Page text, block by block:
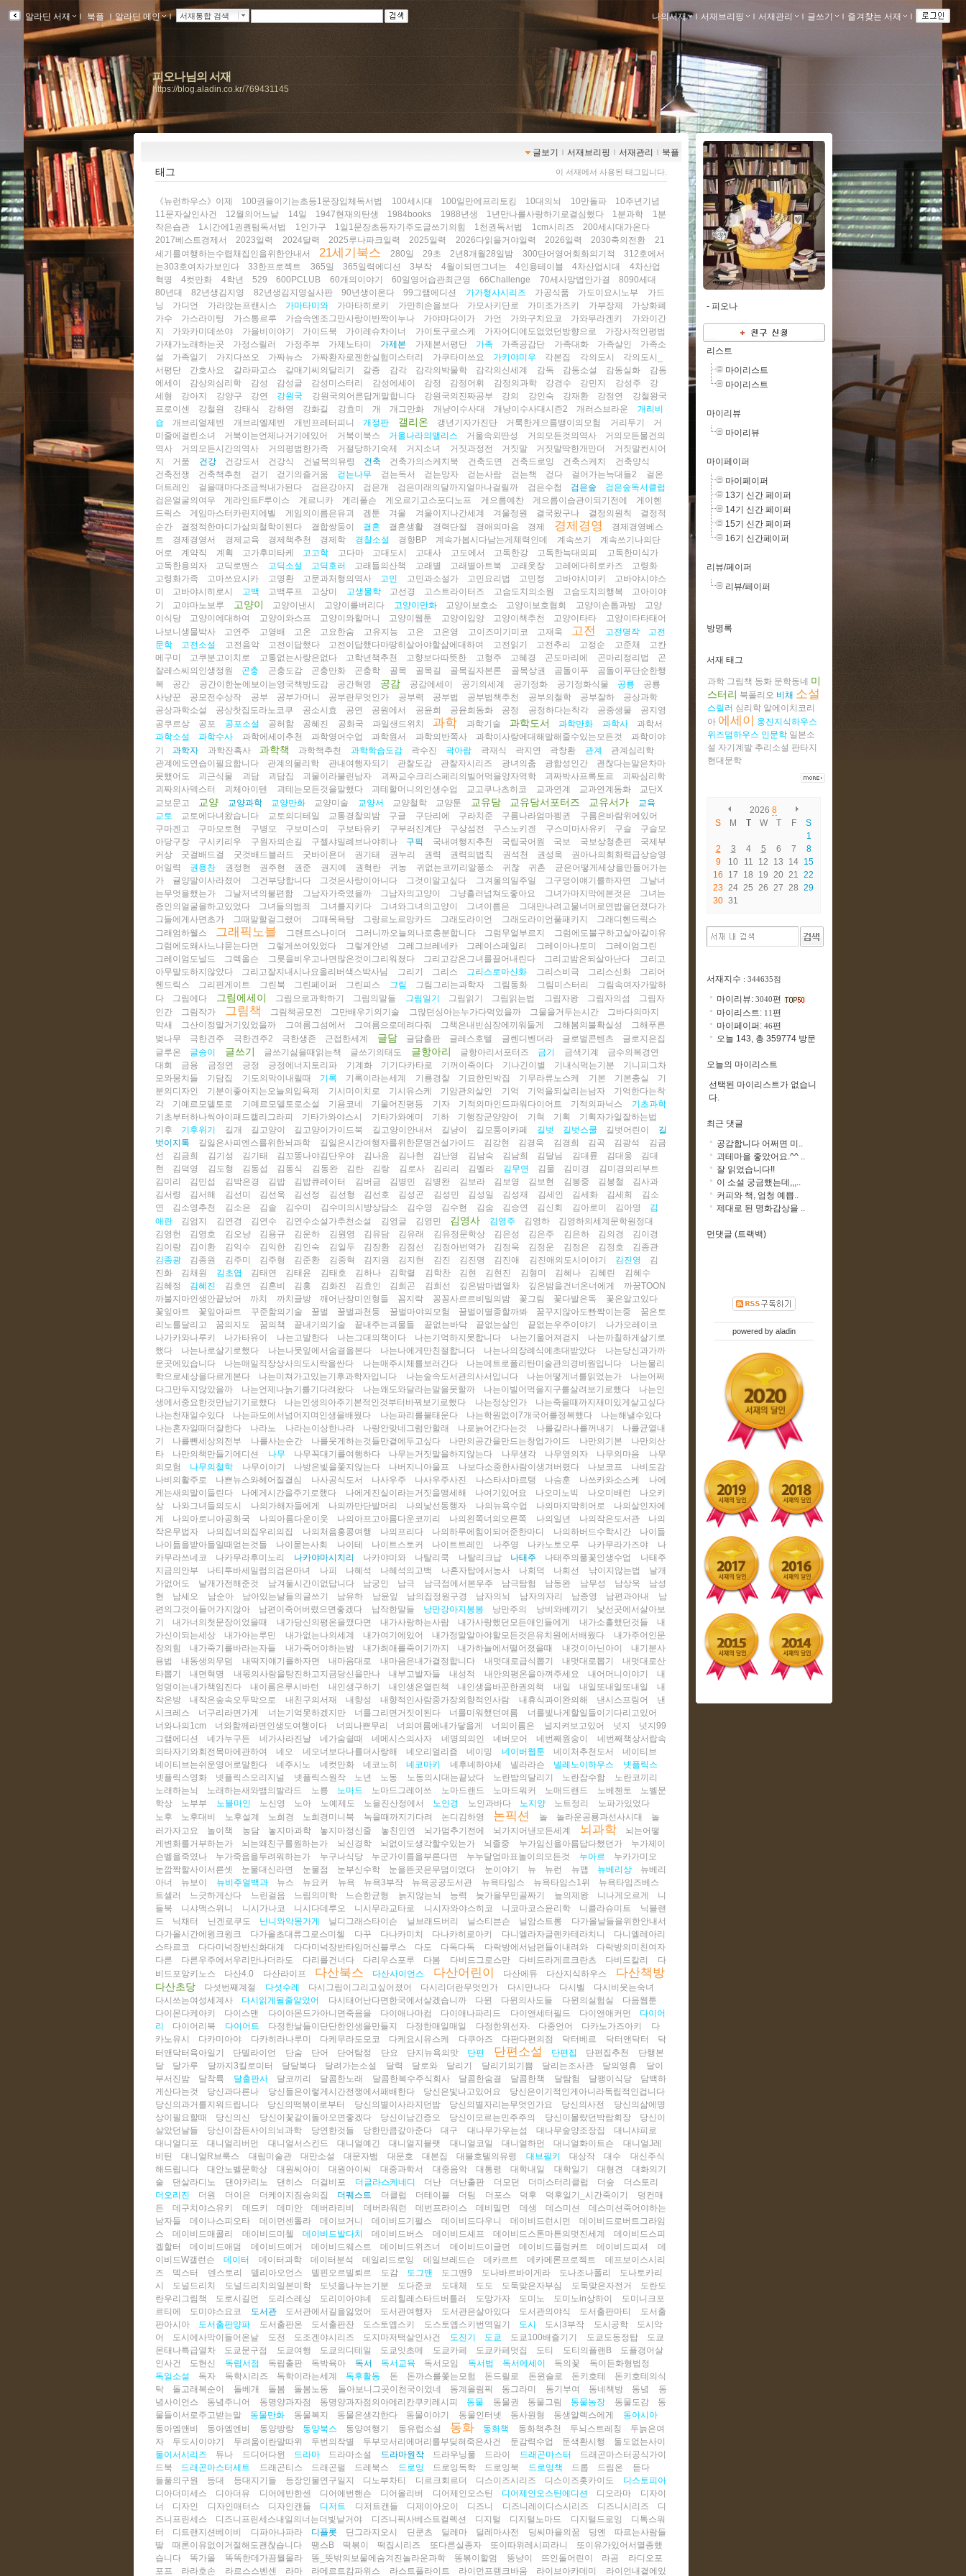
알라딘 서재 ｌ 북플 ｌ알라딘 메인 ｌ 서재통합 검색 나의서재 ｌ 서재브리핑 ｌ 서재관리 ｌ 글쓰기 ｌ 즐겨찾는 서재 ｌ
피오나님의 서재
https://blog.aladin.co.kr/769431145
글보기 ｌ 서재브리핑 ｌ 서재관리 ｌ 북플
태그 이 서재에서 사용된 태그입니다.
《뉴런하우스》이제 100권을이기는초등1문장입체독서법 100세시대 100일만에프리토킹 10대의뇌 10만돌파
10주년기념
11문자살인사건
12월의어느날 14일 1947현재의탄생 1984books 1988년생 1년만나를사랑하기로결심했다 1분과학
1분
작은습관
1시간에1권퀀텀독서법 1인가구 1일1문장초등자기주도글쓰기의힘 1천권독서법 1cm시리즈
200세시대가온다
2017베스트경제서
2023일력 2024달력 2025루나파크일력 2025일력 2026다읽을거야일력 2026일력 2030축의전환
21
세기를여행하는수렵채집인을위한안내서
21세기북스 280일 29초 2년8개월28일밤 300단어영어회화의기적
312호에서
는303호여자가보인다
33한프로젝트 365일 365일력에디션 3부작 4월이되면그녀는 4인용테이블 4차산업시대
4차산업
혁명
4컷만화 4학년 529 600PCLUB 60개의이야기 60일영어습관최근영 66Challenge 70세사망법안가결
8090세대
80년대
82년생김지영 82년생김지영실사판 90년생이온다 99그램에디션 가가형사시리즈 가공식품 가도이요시노부
가드
닝
가디언 가라앉는프랜시스 가마타미와 가마타히로키 가만히손을보다 가모사키단로 가미조가즈키 가부장제
가상화폐
가수
가스라이팅 가스통르루 가슴속엔조그만사랑이반짝이누나 가야마다이가 가언 가와구치요코 가와무라겐키
가와이간
지
가와카미데쓰야 가을비이야기 가이드북 가이레슈차이너 가이토구로스케 가자어디에도없었던방향으로
가장사적인평범
가재가노래하는곳
가정스릴러 가정주부 가제노타미 가제본 가제본서평단 가족 가족공감단 가족대화 가족살인
가족소
설
가족일기 가지다쓰오 가짜뉴스 가짜환자로젠한실험미스터리 가쿠타미쓰요 가키야미우 각본집 각의도시
각의도시_
서평단
간호사요 갈라파고스 갈매기씨의달리기 갈증 감각 감각의박물학 감각의신세계 감독 감동소설 감동실화
감동
에세이
감상의심리학 감성 감성글 감성미스터리 감성에세이 감정 감정어휘 감정의과학 강경수 강민지 강성주
강
세형
강아지 강양구 강연 강원국 강원국의어른답게말합니다 강원국의진짜공부 강의 강인숙 강재환 강정연
강철왕국
프로이센
강철원 강태식 강하영 강화길 강효미 개 개그만화 개냥이수사대 개냥이수사대시즌2 개러스브라운
개리비
숍
개브리얼제빈 개브리엘제빈 개빈프레터피니 개정판 갤리온 갱년기자가진단 거룩한게으름뱅이의모험 거리두기
거
미줄에걸린소녀
거북이는언제나거기에있어 거북이북스 거울나라의앨리스 거울속외딴성 거의모든것의역사
거의모든물건의
역사
거의모든시간의역사 거의평범한가족 거절당하기숙제 거지소녀 거짓과정전 거짓말 거짓말딱한개만더
거짓말컨시어
지
거품 건강 건강도서 건강식 건널목의유령 건축 건축가의스케치북 건축도면 건축드로잉 건축스케치
건축양식
건축전쟁
건축책추천 걷기 걷기의즐거움 걷는나무 걷는독서 걷는망자 걷는사람 걷는책 걷다 걸어가는늑대들2
걸온
더트레인
걸을때마다조금씩내가된다 검은강아지 검은개 검은미래의달까지얼마나걸릴까 검은수첩 검은숲
검은숲독서클럽
검은얼굴의여우
게라인트F루이스 게르니카 게리폴슨 게오르기고스포디노프 게으름예찬 게으름이습관이되기전에
게이헨
드릭스
게임마스터카린지에벨 게임의이름은유괴 겜툰 겨울 겨울이지나간세계 겨울정원 결국왔구나 결정의원칙
결정적
순간
결정적한마디가삶의철학이된다 결합쌍둥이 결혼 결혼생활 경력단절 경애의마음 경제 경제경영
경제경영베스
트
경제경영서 경제교육 경제책추천 경제학 경찰소설 경향BP 계속가봅시다남는게체력인데 계속쓰기
계속쓰기나의단
어로
계약직 계획 고가후미타케 고고학 고다마 고대도시 고대사 고도에서 고독한강 고독한늑대의피
고독한미식가
고독한용의자
고딕로맨스 고딕소설 고딕호러 고래들의산책 고래별 고래별아트북 고래옷장 고레에다히로카즈
고령화
고령화가족
고마쓰요시카 고명환 고문과처형의역사 고민 고민과소설가 고민요리법 고민정 고바야시미키
고바야시야스
미
고바야시히로시 고백 고백루프 고상미 고생물학 고선경 고스트라이터즈 고슴도치의소원 고슴도치의행복
고아이야
기
고야마노보루 고양이 고양이낸시 고양이를버리다 고양이만화 고양이보호소 고양이보호협회 고양이손톱과밤
고양
이식당
고양이에대하여 고양이와스프 고양이와할머니 고양이웹툰 고양이입양 고양이책추천 고양이타타
고양이타타태어
나보니생물박사
고연주 고영배 고온 고요한숨 고유지능 고은 고은영 고이즈미기미코 고재욱 고전 고전명작
고전
문학
고전소설 고전음악 고전이답했다 고전이답했다마땅히살아야할삶에대하여 고전읽기 고전추리 고정순 고준채
고칸
메구미
고쿠분고이치로 고통없는사랑은없다 고학년책추천 고향보다따뜻한 고형주 고혜경 곤도마리에 곤마리정리법
곤
잘레스씨의인생정원
곤충 곤충도감 곤충만화 곤충학 골목 골목길 골목길자본론 골목상권 곰돌이푸
곰돌이푸단순한행
복
공간 공간이한눈에보이는영국책방도감 공간혁명 공감 공감에세이 공기의세계 공기정화 공기정화식물 공룡
공룡
사냥꾼
공모전수상작 공부 공부가머니 공부란무엇인가 공부력 공부법 공부법책추천 공부의철학 공부잘하
공상과학
공상과학소설
공상찻집도라노코쿠 공소시효 공연 공원에서 공윤희 공윤희동화 공정 공정하다는착각 공중생물
공지영
공쿠르상
공포 공포소설 공허함 공혜진 공화국 과일샌드위치 과학 과학기술 과학도서 과학만화 과학사
과학서
과학소설
과학수사 과학에세이추천 과학영어수업 과학원서 과학의반쪽사 과학이사랑에대해말해줄수있는모든것
과학이야
기
과학자 과학잔혹사 과학책 과학책추천 과학학습도감 곽수진 곽아람 곽재식 곽지연 곽창환 관계
관계심리학
관계에도연습이필요합니다
관계의물리학 관내여행자되기 관찰도감 관찰자시리즈 광녀의춤 광합성인간
괜찮다는말은차마
못했어도
괴근식물 괴담 괴담집 괴물이라불린남자 괴짜교수크리스페리의빌어먹을양자역학 괴짜박사프록토르
괴짜심리학
괴짜의사덱스터
괴체아이텐 괴테는모든것을말했다 괴테할머니의인생수업 교고쿠나츠히코 교과연계 교과연계동화
교단X
교보문고
교양 교양과학 교양만화 교양미술 교양서 교양철학 교양툰 교유당 교유당서포터즈 교유서가
교육
교토
교토에다녀왔습니다 교토의디테일 교통경찰의밤 구글 구단리에 구라치준 구름나라엄마펭귄
구름은바람위에있어
구마겐고
구마모토현 구병모 구보미스미 구보타유키 구부러진계단 구상섬전 구스노키겐 구스미마사유키 구슬
구슬모
아당구장
구시키리우 구원자의손길 구젤샤밀례브나야히나 구픽 국내여행지추천 국립국어원 국보 국보상청춘편
국제부
커상
굿걸배드걸 굿것배드블러드 굿바이욘더 권기태 권누리 권력 권력의법칙 권석천 권성욱
권아나의회화력급상승영
어일력
권용찬 권정현 권주현 권준 권지예 권혁란 귀농 귀없는코끼리알퐁소 귀찮 귀촌
균은어떻게세상을만들어가는
가
귤양말이사라졌어 그건부당합니다 그것은사랑이아니다 그것이알고싶다 그겨울의일주일 그구덩이얘기를하자면
그날너
는무엇을했는가
그날저녁의불편함 그남자가죽였을까 그남자의고양이 그냥흘러넘쳐도좋아요 그녀가마지막에본것은
그녀는
증인의얼굴을하고있었다
그녀들의범죄 그녀를지키다 그녀와그녀의고양이 그녀이름은
그대만나려고물너머로연밥을던졌다가
그들에게사면초가
그때말할걸그랬어 그때목욕탕 그랑르노르망카드 그래도라이언 그래도라이언풀패키지
그래디헨드릭스
그래엄하웰스
그래픽노블 그랜트스나이더 그러니까오늘의나로충분합니다 그럼무얼부르지
그럼에도불구하고살아갈이유
그럼에도왜사느냐묻는다면
그렇게쓰여있었다 그렇게안녕 그레그브레네카 그레이스페일리 그레이아나토미
그레이엄그린
그레이엄도널드
그렉올슨 그릇을비우고나면많은것이그리워졌다 그리고강은그녀를끌어내린다 그리고밤은되살아난다
그리고
아무말도하지않았다
그리고잘지내시나요올리버색스박사님 그리기 그리스 그리스로마신화 그리스비극 그리스신화
그리어
헨드릭스
그리핀게이트 그린북 그린페이퍼 그린피스 그림 그림그리는과학자 그림동화 그림미스터리
그림속여자가말하
다
그림에다 그림에세이 그림으로과학하기 그림의말들 그림일기 그림읽기 그림읽는법 그림자왕 그림자의섬
그림자
인간
그림작가 그림책 그림책공모전 그만배우기의기술 그많던싱아는누가다먹었을까 그물을거두는시간
그바다의마지
막새
그산이정말거기있었을까 그여름그섬에서 그여름으로데려다줘 그책은내빈심장에끼워둘게 그해봄의불확실성
그해푸른
벚나무
극한견주 극한견주2 극한생존 근접한세계 글담 글담출판 글레스호텔 글렌디벤더라 글로벌콘텐츠
글로지은집
글루온
글송이 글쓰기 글쓰기싫을때읽는책 글쓰기의태도 글항아리 글항아리서포터즈 금기 금색기계
금수의복경연
대회
금용 금정연 긍정 긍정에너지토리파 기계화 기기다카타로 기꺼이죽이다 기나긴이별 기내식먹는기분
기니피그차
모와뭉치들
기담집 기도의막이내릴때 기록 기록이라는세계 기룡경찰 기묘한민박집 기무라류노스케 기본 기본충실
기
분의디자인
기분이좋아지는오늘의입욕제 기시미이치로 기시유스케 기암관의살인 기억 기억을되살리는남자
기억한다는착
각
기예르모델토로 기예르모델토로소설 기욤코네 기울어진평등 기자 기적의마인드파워다이어트 기적의파닉스
기초과학
기초부터하나씩아이패드캘리그라피
기타가와야스시 기타가와에미 기하 기행장군양양이 기혁 기획
기획자가일잘하는법
기후
기후위기 길개 길고양이 길고양이가이드북 길고양이안내서 길냥이 길모퉁이카페 길벗 길벗스쿨 길벗어린이
길
벗이지톡
길잃은사피엔스를위한뇌과학 길잃은시간여행자를위한문명건설가이드 김강현 김경욱 김경희 김곡 김광석
김금
선
김금희 김기성 김기태 김꼬똥나야김단우야 김나윤 김나현 김난영 김남숙 김남희 김달님 김대륜 김대웅
김대
현
김덕영 김도형 김동섭 김동식 김동완 김란 김랑 김로사 김리리 김멜라 김무연 김물 김미경
김미경의리부트
김미리
김민섭 김박은경 김밥 김밥큐레이터 김버금 김병민 김병완 김보라 김보영 김보현 김봉중 김봉철
김사과
김서령
김서해 김선미 김선욱 김선정 김선형 김선호 김성곤 김성민 김성일 김성재 김세인 김세화 김세희
김소
연
김소영추천 김소은 김솔 김수미 김수미의시방상담소 김수영 김수현 김숨 김승연 김신회 김아로미 김아영
김
애란
김엄지 김연경 김연수 김연수소설가추천소설 김영글 김영민 김영사 김영주 김영하
김영하의세계문학원정대
김영헌
김영호 김오냥 김용규 김운하 김원영 김유담 김유래 김유정문학상 김은성 김은주 김은하 김의경
김이경
김이랑
김이환 김익수 김익한 김인숙 김일두 김장환 김점선 김정아번역가 김정욱 김정운 김정은 김정호
김종관
김종광
김종원 김주미 김주형 김준환 김중혁 김지원 김지현 김진 김진명 김진애 김진애의도시이야기 김진영
김
진화
김채원 김초엽 김태연 김태윤 김태호 김하나 김학렬 김학찬 김현 김현진 김형미 김혜나 김혜린
김혜수
김혜정
김혜진 김호연 김혼비 김홍 김화진 김효인 김희곤 김희선 깊은밤마법열차 깊은밤을건너온너에게
까꿍TOON
까불지마인생안끝났어
까치 까치글방 깨어난장미인형들 꼼지락 꽁꽁사르르비밀의밤 꽃그림 꽃다발은독
꽃은알고있다
꽃잎아트
꽃잎아파트 꾸준함의기술 꿀벌 꿀벌과천둥 꿀벌마야의모험 꿀벌이멸종할까봐 꿈꾸지않아도빤짝이는중
꿈은토
리노를달리고
꿈의지도 꿈의책 끝내기의기술 끝내주는괴물들 끝없는바닥 끝없는살인 끝없는우주이야기
나가오레이코
나가카와나루키
나가타유이 나는고발한다 나는그대의책이다 나는기억하지못합니다 나는기울어져걷지
나는까칠하게살기로
했다
나는나로살기로했다 나는나뭇잎에서숨결을본다 나는나에게만친절합니다 나는나의장례식에초대받았다
나는당신과가까
운곳에있습니다
나는매일직장상사의도시락을싼다 나는매주시체를보러간다 나는메트로폴리탄미술관의경비원입니다
나는물리
학으로세상을다르게본다
나는미쳐가고있는기후과학자입니다 나는숲속도서관의사서입니다 나는어떻게너를읽었는가
나는어쩌
다그만두지않았을까
나는언제나늙기를기다려왔다 나는왜도와달라는말을못할까 나는이빌어먹을지구를살려보기로했다
나는인
생에서중요한것만남기기로했다
나는인생의아주기본적인것부터바꿔보기로했다 나는정상인가
나는죽을때까지재미있게살고싶다
나는천재일수있다
나는파도에서넘어지며인생을배웠다 나는파리를불태운다 나는학원없이7개국어를정복했다
나는해낼수있다
나는혼자일때더잘한다
나라노 나라는이상한나라 나랑안맞네그럼안할래 나로늙어간다는것 나를갈라나를꺼내기
나를균열내
기
나를뺀세상의전부 나를사는순간 나를웃게하는것들만곁에두고싶다 나만의공간을만드는창업가이드 나만의기본
나만의산
타
나만의책만들기에디션 나무 나무꼭대기를여행하다 나무는거짓말을하지않는다 나무생각 나무옆의자 나무의마음
나무
의모험
나무의철학 나무이야기 나방은빛을쫓지않는다 나버지니아울프 나보다소중한사람이생겨버렸다 나보코프
나비도감
나비의활주로
나쁜뉴스와헤어질결심 나사공식도서 나사우주 나사우주사진 나스타샤마르탱 나승훈 나쓰카와소스케
나에
게는새의말이들린다
나에게시간을주기로했다 나에게진실이라는거짓을맹세해 나여기있어요 나오미노빅 나오미배런
나오키
상
나와그녀들의도시 나의가해자들에게 나의까만단발머리 나의낯선동행자 나의뉴욕수업 나의마지막히어로
나의살인자에
게
나의아로니아공화국 나의아름다운이웃 나의아프고아름다운코끼리 나의왼쪽너의오른쪽 나의일년 나의작은도서관
나의
작은무법자
나의집너의집우리의집 나의처음홍콩여행 나의프리다 나의하루에힘이되어준한마디 나의하버드수학시간
나이듦
나이듦을받아들일때얻는것들
나이묻는사회 나이테 나이트스토커 나이트트레인 나주영 나카노토오루 나카무라가즈야
나
카무라쓰네코
나카무라후미노리 나카야마시치리 나카야미와 나탈리쿡 나탈리크납 나태주 나태주의풀꽃인생수업
나태주
지금의안부
나티투바세일럼의검은마녀 나피 나혜석 나혜석의고백 나혼자탑에서농사 나희덕 나희선 낚이지않는법
날개
가없어도
날개가전해준것 남겨둘시간이없답니다 남궁인 남극 남극점에서본우주 남극탐험 남동완 남무성 남상욱
남성
현
남세오 남순아 남아있는날들의글쓰기 남유하 남윤잎 남의집정원구경 남자의뇌 남자의자리 남종영 남편과아내
남
편의그것이들어가지않아
남편이죽어버렸으면좋겠다 납작한말들 낭만강아지봉봉 낭만주의 낭비와베끼기
낯선곳에서살아보
기
내가너의첫문장이었을때 내가당신의평온을깼다면 내가사랑하는사람 내가사랑했던모든애인들에게 내가소홀했던것들
내
가신이되는세상
내가아는루민 내가없는나의세계 내가여기에있어 내가정말알아야할모든것은유치원에서배웠다
내가주어인문
장의힘
내가죽기를바라는자들 내가죽어야하는밤 내가최애를죽이기까지 내가하늘에서떨어졌을때 내것이아닌아이
내기분사
용법
내동생의무덤 내딱지얘기를하자면 내마음대로 내마음은내가결정합니다 내멋대로급식뽑기 내멋대로뽑기
내멋대로산
타뽑기
내면혁명 내몫의사랑을탕진하고지금당신을만나 내부고발자들 내성적 내안의평온을아껴주세요 내어머니이야기
내
엉덩이는내가책임진다
내이름은루시바턴 내인생구하기 내인생은열린책 내인생을바꾼한권의책 내일 내일또내일또내일
내
작은방
내작은숲속오두막으로 내친구의서재 내향성 내향적인사람중가장외향적인사람 내휴식과이완의해 낸시스프링어
낸
시크레스
너구리라면가게 너는기억못하겠지만 너를그리면거짓이된다 너를미워했던여름
너를빛나게할일들이기다리고있어
너와나의1cm
너와함께라면인생도여행이다 너의나쁜무리 너의여름에내가닿을게 너의이름은 널지켜보고있어 넛지
넛지99
그램에디션
네가누구든 네가사라진날 네가숨쉴때 네메시스의사자 네명의의인 네버모어 네번째원숭이
네번째책상서랍속
의타자기와회전목마에관하여
네오 네오너보다나를더사랑해 네오리얼리즘 네이밍 네이버웹툰 네이처추천도서
네이티브
네이티브는쉬운영어로말한다
네주시노 네컷만화 네코노히 네코마키 네후네하야세 넬라라슨 넬레노이하우스
넷플릭스
넷플릭스영화
넷플릭스오리지널 넷플릭스원작 노년 노동 노동의시대는끝났다 노란밤의달리기 노란잠수함
노란코끼리
노래하는뇌
노래하는새와뱀의발라드 노룡 노마드 노마드그레이쓰 노마드랜드 노마드워커 노매드랜드 노베첸토
노벨문
학상
노부부 노블마인 노신영 노아 노예제도 노을진산정에서 노인경 노인과바다 노지양 노트정리
노파가있었다
노후
노후대비 노후설계 노희경 노희경미니북 녹을때까지기다려 논디김하영 논픽션 놀 놀라운공룡과선사시대
놀
러가자고요
놀이책 농담 놓지마과학 놓지마정신줄 놓친인연 뇌가멈추기전에 뇌가지어낸모든세계 뇌과학
뇌는어떻
게변화를거부하는가
뇌는왜친구를원하는가 뇌신경학 뇌없이도생각할수있는가 뇌졸중 누가임신을아름답다했던가
누가제이
슨벨을죽였나
누가죽음을두려워하는가 누구나식당 누군가이름을부른다면 누누달엄마표놀이의모든것 누아르
누카가미오
눈깜짝할사이서른셋
눈물대신라면 눈물점 눈부신수학 눈을뜬곳은무덤이었다 눈이야기 뉴 뉴런 뉴맵 뉴베리상
뉴베리
아너
뉴보이 뉴비주얼백과 뉴스 뉴요커 뉴욕 뉴욕3부작 뉴욕공공도서관 뉴욕타임스 뉴욕타임스1위
뉴욕타임즈베스
트셀러
느긋하게산다 느린걸음 느림의미학 느슨한균형 늙지않는뇌 능력 늦가을무민골짜기 늪의제왕 니나게오르게
니
들북
니샤맥스위니 니시가나코 니시다데루오 니시무라교타로 니시자와야스히코 니코마코스윤리학 니콜라슈미트
닉블랜
드
닉채터 닌겐로쿠도 닌니와악몽가게 닐디그래스타이슨 닐브래드버리 닐스티븐슨 닐암스트롱
다가올날들을위한안내서
다가올시간에윙크윙크
다가올초대류그로스미첼 다꾸 다나카미치 다나카히로아키 다니엘라자글렌카테라치니
다니엘레아리
스타르코
다다미넉장반신화대계 다다미넉장반타임머신블루스 다도 다독다독 다락방에서남편들이내려와
다락방의미친여자
다른
다른우주에서우리만나더라도 다리를건너다 다리우스포루 다봄 다비드그로스만 다비드라게르크란츠 다비드칼리
다
비드포앙키노스
다산4.0 다산라이프 다산북스 다산사이언스 다산어린이 다산에듀 다산지식하우스 다산책방
다산초당 다섯번째계절 다섯수레 다시그림이그리고싶어졌어 다시리더란무엇인가 다시만나다 다시벨
다시비웃는숙녀
다시쓰는여성세계사
다시읽게될줄알았어 다시태어난다면한국에서살겠습니까 다윈 다윈의사도들 다윈의실험실
다음웹툰
다이몬다케아키
다이스맨 다이아몬드가아니면죽음을 다이애나마컴 다이애나파리드 다이앤세터필드 다이앤애커먼
다이어
리
다이어리북 다이어트 다정한날들이단단한인생을만들지 다정한매일매일 다정한위선자. 다중언어 다카노가즈아키
다
카노유시
다카미아야 다카히라나루미 다케무라도모코 다케요시유스케 다쿠아즈 다판다편의점 닥터베르 닥터앤닥터
닥
터앤닥터육아일기
단델라이언 단숨 단어 단어탐정 단요 단지뉴욕의맛 단편 단편소설 단편집 단편집추천
단행본
달
달가루 달까지3킬로미터 달달북다 달려가는소설 달력 달로와 달리기 달리기의기쁨 달리는조사관 달의영휴
달이
부서진밤
달착륙 달출판사 달코끼리 달콤한노래 달콤한복수주식회사 달콤한숨결 달콤한책 달탐험 달팽이식당
담백하
게산다는것
당신과다른나 당신들은이렇게시간전쟁에서패배한다 당신은빛나고있어요
당신은이기적인게아니라독립적인겁니다
당신의과거를지워드립니다
당신의떡볶이로부터 당신의별이사라지던밤 당신의별자리는무엇인가요 당신의사전
당신의삶에명
상이필요할때
당신의신 당신이꽃같이돌아오면좋겠다 당신이남긴증오 당신이모르는민주주의 당신이몰랐던박람회장
당신이
살았던날들
당신이잠든사이의뇌과학 당연한것들 당한만큼갚아준다 대구 대나무가우는섬 대나무숲양조장집
대니샤피로
대니얼디포
대니얼리버먼 대니얼서스킨드 대니얼예긴 대니얼지블랫 대니얼코일 대니얼하먼 대니얼화이트슨
대니얼J레
비틴
대니얼R브룩스 대림미술관 대만소설 대문자뱀 대문호 대본집 대불호텔의유령 대브필키 대상작 대수
대신주식
해드립니다
대안노벨문학상 대원씨아이 대원아이씨 대중과학서 대중음악 대통령 대학내일 대학일기 대형견
대화의기
술
댄살라디노 댄야카리노 댄히스 더걸비포 더글라스케네디 더난 더난출판 더모던 더미스터리클럽 더숲
더스토리
더오리진
더원 더이은 더케이지짐승의집 더퀘스트 더클럽 더테이블 더팀 더포스 덕후 덕후일기_시간죽이기
덩컨매
든
데구치야스유키 데드키 데미안 데버라리비 데버라워런 데번프라이스 데비밀먼 데생 데스미션
데스미션죽어야하는
남자들
데이나스피오타 데이먼센톨라 데이브거니 데이비드기펄스 데이비드다우니 데이비드런시먼
데이비드로버트그라임
스
데이비드매콜리 데이비드미첼 데이비드발다치 데이비드버스 데이비드셰프 데이비드스톤마튼의멋진세계
데이비드스피
겔할터
데이비드애덤 데이비드예거 데이비드웨스트 데이비드위즈너 데이비드이글먼 데이비드플렁커트 데이비드피셔
데
이비드W갤런슨
데이터 데이터과학 데이터분석 데일리드로잉 데일브레드슨 데카르트 데카메론프로젝트
데프보이스시리
즈
덱스터 덴스토리 델리아오언스 델핀오르빌뢰르 도감 도그맨 도그맨9 도나바르바이게라 도나조나폴리
도나토카리
시
도널드리치 도널드리치의일본미학 도넛을나누는기분 도다준코 도대체 도도 도둑맞은자부심 도둑맞은자전거
도란도
란우리그림책
도로시길먼 도리스레싱 도리이아야네 도리힐레스타드버틀러 도망가자 도미노 도미노in상하이
도미니크포
르티에
도미야스요코 도서관 도서관에서길을잃었어 도서관여행자 도서관은살아있다 도서관의야식 도서출판마티
도서출
판아시아
도서출판양파 도서출판온 도서출판잔 도스토옙스키 도스토옙스키번역일기 도시 도시3부작 도시공학
도시악
어
도시에사막이들어온날 도전 도조겐야시리즈 도지마저택살인사건 도진기 도쿄 도쿄100배즐기기 도쿄도동정탑
도쿄
몬태나특급열차
도쿄문구점 도쿄여행 도쿄의디테일 도쿄잇초메 도쿄카페 도쿄카페멋집 도티 도티의플랜B
도플갱어살
인사건
도현신 독립서점 독립출판 독박육아 독서 독서교육 독서모임 독서법 독서에세이 독의꽃
독이든화형법정
독일소설
독자 독학시리즈 독학이라는세계 독후활동 돈 돈까스를쫓는모험 돈드릴로 돈윈슬로 돈키호테
돈키호테의식
탁
돌고래복순이 돌베개 돌봄 돌봄노동 돌아보니그곳이천국이었네 동계올림픽 동그라미 동기부여 동네책방 동녘
동
녘사이언스
동녘주니어 동명양과자점 동명양과자점의아메리칸쿠키레시피 동물 동물권 동물그림 동물농장 동물도감
동
물들이서로주고받는말
동물만화 동물복지 동물은생각한다 동물이야기 동물인터넷 동사원형 동생알렉스에게
동아시아
동아엠앤비
동아엠엔비 동양방랑 동양북스 동양여행기 동유럽소설 동화 동화책 동화책추천 두뇌스트레칭
두늙은여
자
두도시이야기 두려움이란말따위 두번의작별 두부모서리에머리를부딪혀죽은사건 둔감력수업 둔색환시행
둘도없는사이
둘이서시리즈
듀나 드디어다윈 드라마 드라마소설 드라마원작 드라우닝풀 드라이 드래곤마스터
드래곤마스터공식가이
드북
드래곤마스터세트 드래곤티스 드래곤펄 드레북스 드로잉 드로잉독학 드로잉북 드로잉책 드롭 드림온
듣다
들풀의구원
등대 등대지기들 등장인물연구일지 디노부차티 디르크회르더 디스이즈시리즈 디스이즈홋카이도
디스토피아
디아더미세스
디아더유 디어에반한센 디어에번핸슨 디어올리버 디어제인오스틴 디어제인오스틴에디션 디오라마
디자이
너
디자인 디자인매터스 디자인캔들 디저트 디저트캔들 디제이아오이 디즈니 디즈니레이디스시리즈 디즈니시리즈
디
즈니프린세스
디즈니프린세스내일의너는더빛날거야 디즈니픽사베스트컬렉션 디지털 디지털노마드 디지털드로잉
디톡스워
터
디트랜지션베이비 디파아나파라 디플롯 딘그라지오시 딘쿤츠 딜레마 딜레마사전 딩씨마을의꿈 딩옌
따르는사람들
딸
때론이유없이거절해도괜찮습니다 땡스B 떡볶이 떡집시리즈 또다른실종자 또이따위레시피라니
또이유가있어서멸종했
습니다
똑가몰 똑똑한데가끔뭘몰라 똥_뜻밖의보물에숨겨진놀라운과학 똥볶이할멈 뚱냥이 뜨인돌어린이 라곰
라디오포
포프
라라호손 라르스스벤센 라마 라메르트캄파위스 라스트플라이트 라이먼프랭크바움 라이브아카데미 라이언내곁에있
- 피오나
리스트
마이리스트
마이리스트
마이리뷰
마이리뷰
마이페이퍼
마이페이퍼
13기 신간 페이퍼
14기 신간 페이퍼
15기 신간 페이퍼
16기 신간페이퍼
리뷰/페이퍼
리뷰/페이퍼
방명록
서재 태그
과학 그림책 동화 문학동네 미
스터리 북폴리오 비채 소설
스릴러 심리학 알에이치코리
아 에세이 웅진지식하우스
위즈덤하우스 인문학 일본소
설 자기계발 추리소설 판타지
현대문학
2026 8
S
M T W T F
S
1
2
3 4 5 6 7
8
9
10 11 12 13 14 15
16
17 18 19 20 21 22
23 24 25 26 27 28 29
30 31
서재지수 : 344635점
마이리뷰: 3040편
마이리스트: 11편
마이페이퍼: 46편
오늘 143, 총 359774 방문
오늘의 마이리스트
선택된 마이리스트가 없습니
다.
최근 댓글
공감합니다 어쩌면 미..
괴테마을 좋았어요.^^ ..
잘 읽었습니다!!
이 소설 궁금했는데,,,..
커피와 책, 엄청 예쁩..
제대로 된 명화감상을 ..
먼댓글 (트랙백)
powered by aladin